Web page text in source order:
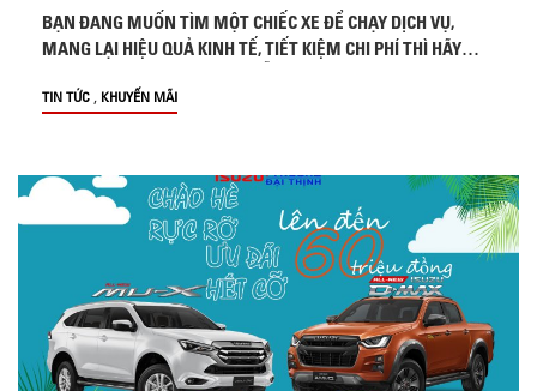
BẠN ĐANG MUỐN TÌM MỘT CHIẾC XE ĐỂ CHẠY DỊCH VỤ,
MANG LẠI HIỆU QUẢ KINH TẾ, TIẾT KIỆM CHI PHÍ THÌ HÃY
TIN TỨC , KHUYẾN MÃI